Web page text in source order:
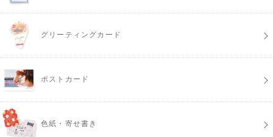
グリーティングカード
ポストカード
色紙・寄せ書き